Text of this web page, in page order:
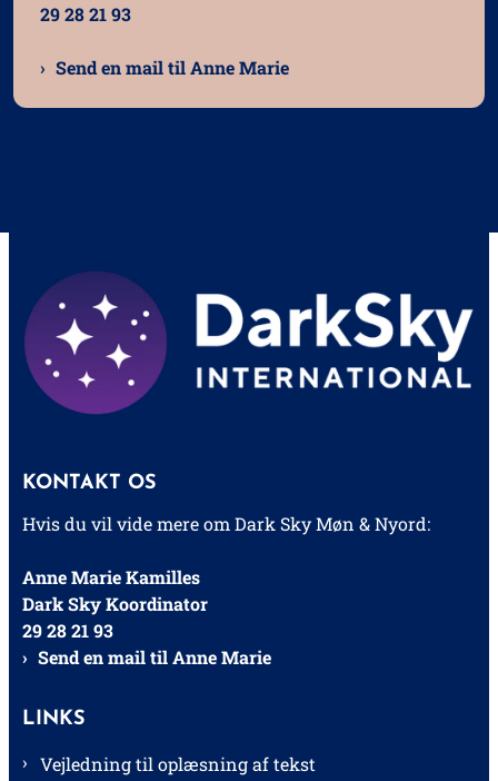
29 28 21 93
Send en mail til Anne Marie
KONTAKT OS
Hvis du vil vide mere om Dark Sky Møn & Nyord:
Anne Marie Kamilles
Dark Sky Koordinator
29 28 21 93
Send en mail til Anne Marie
LINKS
Vejledning til oplæsning af tekst